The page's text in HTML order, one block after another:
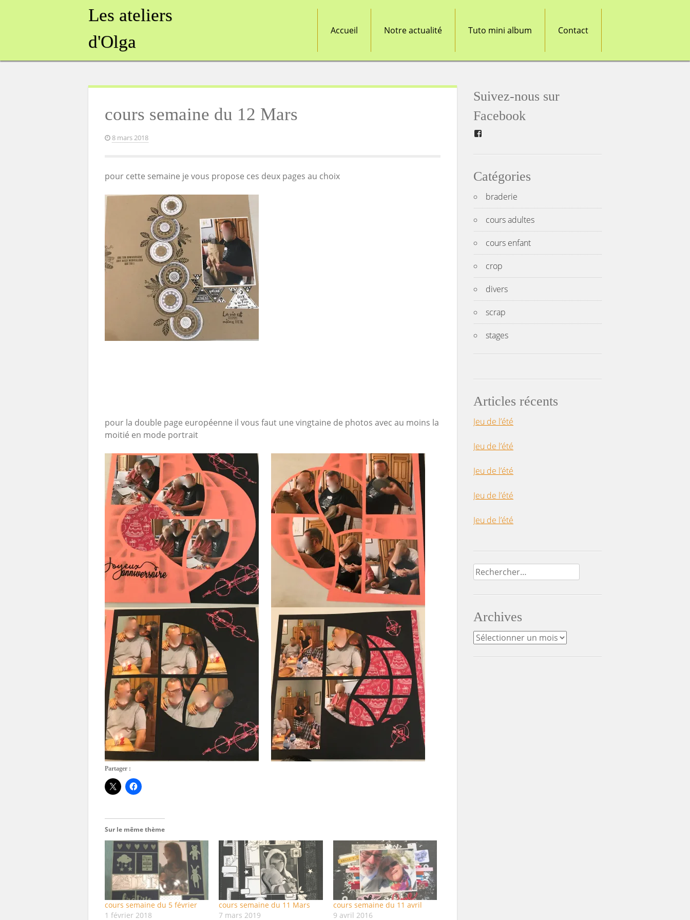
Les ateliers
d'Olga
Accueil Notre actualité Tuto mini album Contact
cours semaine du 12 Mars
8 mars 2018
pour cette semaine je vous propose ces deux pages au choix
pour la double page européenne il vous faut une vingtaine de photos avec au moins la
moitié en mode portrait
Partager :
Sur le même thème
cours semaine du 5 février
1 février 2018
cours semaine du 11 Mars
7 mars 2019
cours semaine du 11 avril
9 avril 2016
Suivez-nous sur
Facebook
Catégories
braderie
cours adultes
cours enfant
crop
divers
scrap
stages
Articles récents
Jeu de l’été
Jeu de l’été
Jeu de l’été
Jeu de l’été
Jeu de l’été
Rechercher :
Archives
Archives